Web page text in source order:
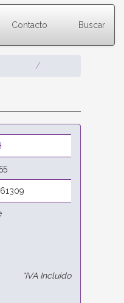
Contacto Buscar
*IVA Incluido